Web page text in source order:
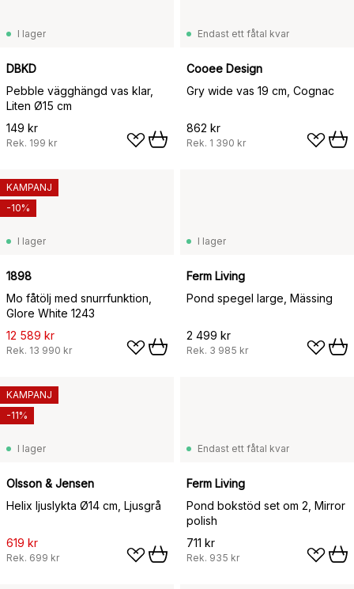
I lager
DBKD
Pebble vägghängd vas klar,
Liten Ø15 cm
149 kr
Rek. 199 kr
Endast ett fåtal kvar
Cooee Design
Gry wide vas 19 cm, Cognac
862 kr
Rek. 1 390 kr
I lager
1898
Mo fåtölj med snurrfunktion,
Glore White 1243
12 589 kr
Rek. 13 990 kr
KAMPANJ
-10%
I lager
Ferm Living
Pond spegel large, Mässing
2 499 kr
Rek. 3 985 kr
I lager
Olsson & Jensen
Helix ljuslykta Ø14 cm, Ljusgrå
619 kr
Rek. 699 kr
KAMPANJ
-11%
Endast ett fåtal kvar
Ferm Living
Pond bokstöd set om 2, Mirror
polish
711 kr
Rek. 935 kr